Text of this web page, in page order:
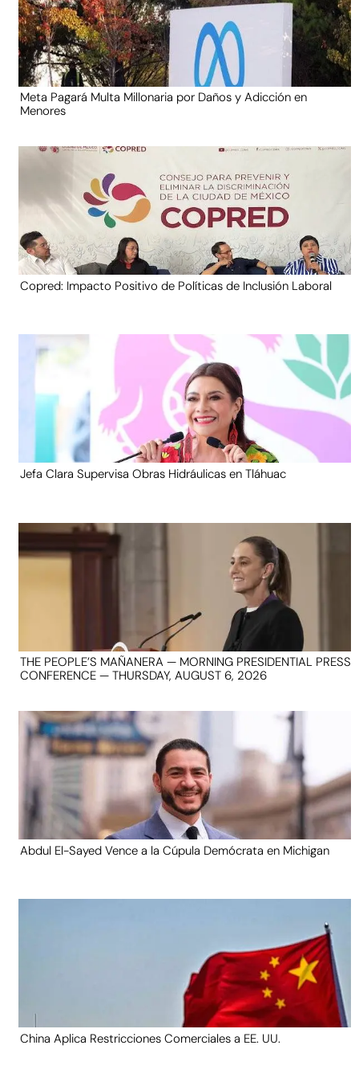
Meta Pagará Multa Millonaria por Daños y Adicción en
Menores
Copred: Impacto Positivo de Políticas de Inclusión Laboral
Jefa Clara Supervisa Obras Hidráulicas en Tláhuac
THE PEOPLE’S MAÑANERA — MORNING PRESIDENTIAL PRESS
CONFERENCE — THURSDAY, AUGUST 6, 2026
Abdul El-Sayed Vence a la Cúpula Demócrata en Michigan
China Aplica Restricciones Comerciales a EE. UU.